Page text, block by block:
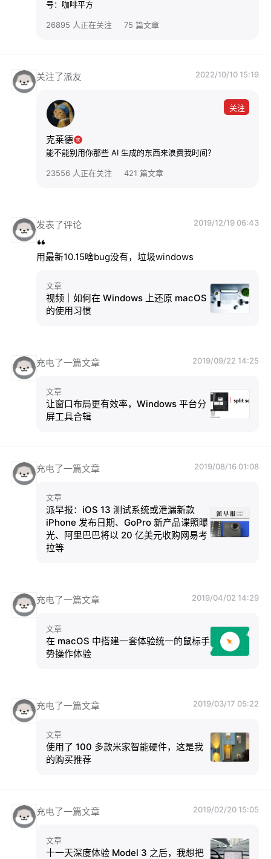
号：咖啡平方
26895 人正在关注 75 篇文章
关注了派友 2022/10/10 15:19
关注
克莱德
能不能别用你那些 AI 生成的东西来浪费我时间？
23556 人正在关注 421 篇文章
发表了评论 2019/12/19 06:43
用最新10.15啥bug没有，垃圾windows
文章
视频｜如何在 Windows 上还原 macOS
的使用习惯
充电了一篇文章 2019/09/22 14:25
文章
让窗口布局更有效率，Windows 平台分
屏工具合辑
充电了一篇文章 2019/08/16 01:08
文章
派早报：iOS 13 测试系统或泄漏新款
iPhone 发布日期、GoPro 新产品谍照曝
光、阿里巴巴将以 20 亿美元收购网易考
拉等
充电了一篇文章 2019/04/02 14:29
文章
在 macOS 中搭建一套体验统一的鼠标手
势操作体验
充电了一篇文章 2019/03/17 05:22
文章
使用了 100 多款米家智能硬件，这是我
的购买推荐
充电了一篇文章 2019/02/20 15:05
文章
十一天深度体验 Model 3 之后，我想把